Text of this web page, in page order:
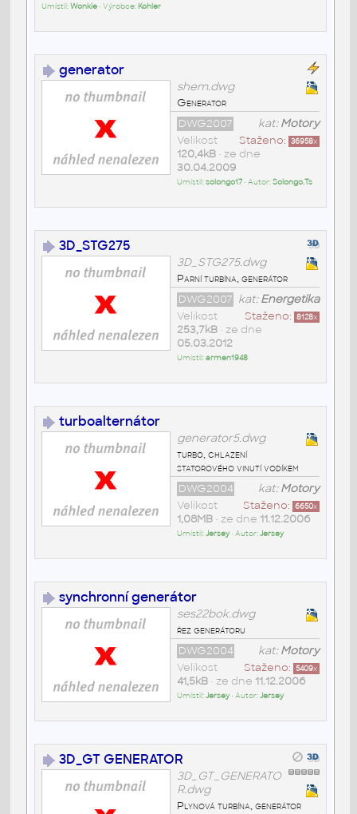
Umístil:Wonkie• Výrobce: Kohler
generator
shem.dwg
Generator
kat:Motory
DWG2007
Staženo: 36958x
Velikost
120,4kB• ze dne
30.04.2009
Umístil:solongo17• Autor:Solongo.Ts
3D_STG275
3D_STG275.dwg
Parní turbína, generátor
kat:Energetika
DWG2007
Staženo: 8128x
Velikost
253,7kB• ze dne
05.03.2012
Umístil:armen1948
turboalternátor
generator5.dwg
turbo, chlazení
statorového vinutí vodíkem
kat:Motory
DWG2004
Staženo: 6650x
Velikost
1,08MB• ze dne 11.12.2006
Umístil:Jersey• Autor:Jersey
synchronní generátor
ses22bok.dwg
řez generátoru
kat:Motory
DWG2004
Staženo: 5409x
Velikost
41,5kB• ze dne 11.12.2006
Umístil:Jersey• Autor:Jersey
3D_GT GENERATOR
3D_GT_GENERATO
R.dwg
Plynová turbína, generátor